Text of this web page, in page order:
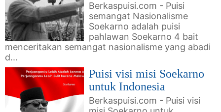
Berkaspuisi.com - Puisi
semangat Nasionalisme
Soekarno adalah puisi
pahlawan Soekarno 4 bait
menceritakan semangat nasionalisme yang abadi
d...
Puisi visi misi Soekarno
untuk Indonesia
Berkaspuisi.com - Puisi visi